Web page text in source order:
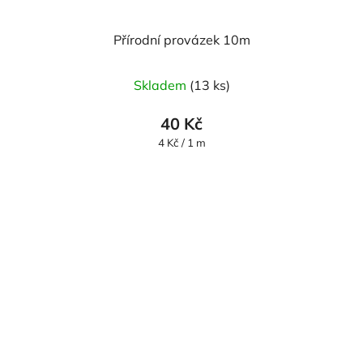
Přírodní provázek 10m
Skladem (13 ks)
40 Kč
Měrná
4 Kč / 1 m